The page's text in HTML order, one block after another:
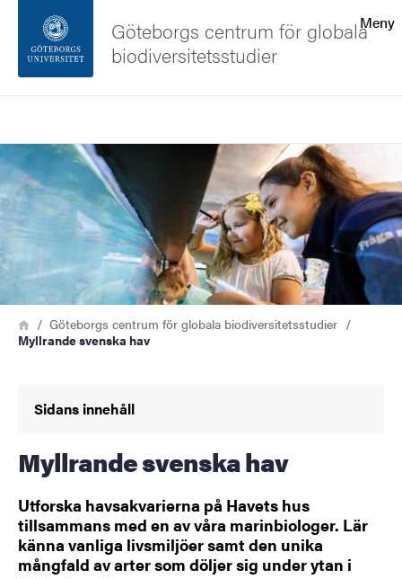
Sidfoten
Om webbplatsen
Meny
Göteborgs centrum för globala
biodiversitetsstudier
Bild
Länkstig
HemGöteborgs centrum för globala biodiversitetsstudier
Myllrande svenska hav
Sidans innehåll
Myllrande svenska hav
Utforska havsakvarierna på Havets hus
tillsammans med en av våra marinbiologer. Lär
känna vanliga livsmiljöer samt den unika
mångfald av arter som döljer sig under ytan i